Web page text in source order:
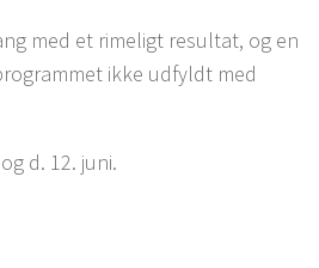
med et rimeligt resultat, og en
ikke udfyldt med
d. 12. juni.